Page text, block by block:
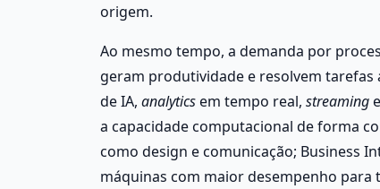
origem.
Ao mesmo tempo, a demanda por
geram produtividade e resolvem
de IA, analytics em tempo real, streaming
a capacidade computacional de forma
como design e comunicação; Business
máquinas com maior desempenho